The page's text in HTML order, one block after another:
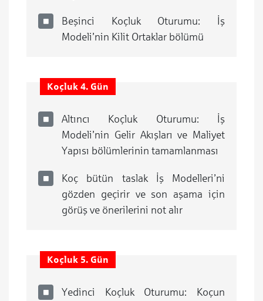
Beşinci Koçluk Oturumu: İş
Modeli’nin Kilit Ortaklar bölümü
Koçluk 4. Gün
Altıncı Koçluk Oturumu: İş
Modeli’nin Gelir Akışları ve Maliyet
Yapısı bölümlerinin tamamlanması
Koç bütün taslak İş Modelleri’ni
gözden geçirir ve son aşama için
görüş ve önerilerini not alır
Koçluk 5. Gün
Yedinci Koçluk Oturumu: Koçun